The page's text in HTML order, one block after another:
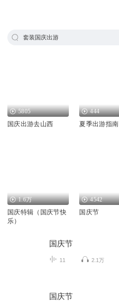
套装国庆出游
5805
国庆出游去山西
444
夏季出游指南
1.6万
国庆特辑（国庆节快
乐）
4542
国庆节
国庆节
11 2.1万
国庆节